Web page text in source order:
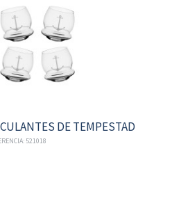
DE TEMPESTAD
521018